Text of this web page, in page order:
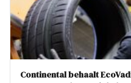
Continental behaalt